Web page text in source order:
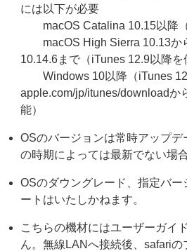
には以下が必要
macOS Catalina 10.15以降（
macOS High Sierra 10.13か
10.14.6まで（iTunes 12.9以降を
Windows 10以降（iTunes
apple.com/jp/itunes/downloadか
能）
OSのバージョンは常時アップ
の時期によっては最新でない場
OSのダウングレード、指定バ
ートはいたしかねます。
こちらの機材にはユーザーガイ
ん。無線LANへ接続後、safariの